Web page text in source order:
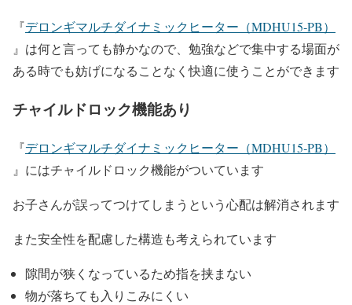
『デロンギマルチダイナミックヒーター（MDHU15‐PB）
』は何と言っても静かなので、勉強などで集中する場面が
ある時でも妨げになることなく快適に使うことができます
チャイルドロック機能あり
『デロンギマルチダイナミックヒーター（MDHU15‐PB）
』にはチャイルドロック機能がついています
お子さんが誤ってつけてしまうという心配は解消されます
また安全性を配慮した構造も考えられています
隙間が狭くなっているため指を挟まない
物が落ちても入りこみにくい